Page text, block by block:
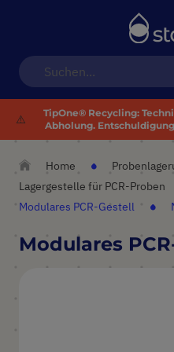
⚠️
TipOne® Recycling:
Abholung.
Home
Lagergestelle für PCR-Proben
Modulares PCR-Gestell
Modulares